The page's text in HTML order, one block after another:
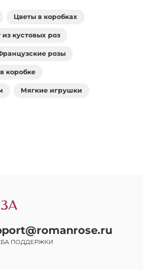
Цветы в коробках
из кустовых роз
розы
коробке
Мягкие игрушки
ПОДДЕРЖКИ